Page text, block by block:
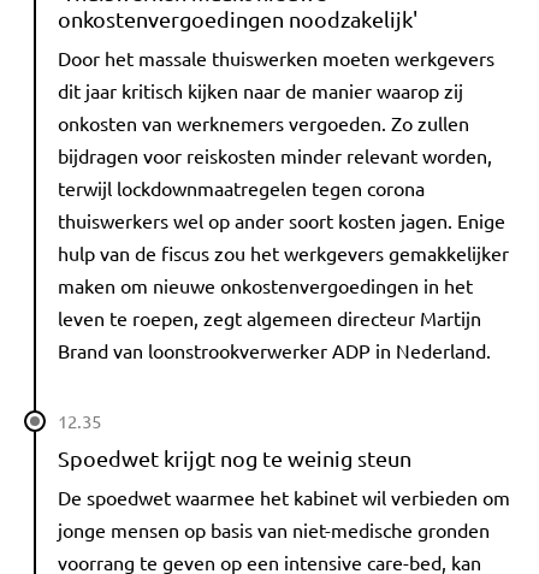
onkostenvergoedingen noodzakelijk'
Door het massale thuiswerken moeten werkgevers
dit jaar kritisch kijken naar de manier waarop zij
onkosten van werknemers vergoeden. Zo zullen
bijdragen voor reiskosten minder relevant worden,
terwijl lockdownmaatregelen tegen corona
thuiswerkers wel op ander soort kosten jagen. Enige
hulp van de fiscus zou het werkgevers gemakkelijker
maken om nieuwe onkostenvergoedingen in het
leven te roepen, zegt algemeen directeur Martijn
Brand van loonstrookverwerker ADP in Nederland.
12.35
Spoedwet krijgt nog te weinig steun
De spoedwet waarmee het kabinet wil verbieden om
jonge mensen op basis van niet-medische gronden
voorrang te geven op een intensive care-bed, kan